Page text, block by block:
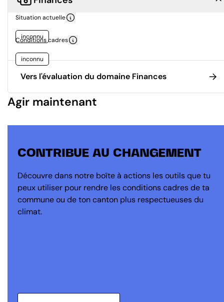
Situation actuelle
inconnu
Conditions cadres
inconnu
Vers l'évaluation du domaine Finances
Agir maintenant
CONTRIBUE AU CHANGEMENT
Découvre dans notre boîte à actions les outils que tu
peux utiliser pour rendre les conditions cadres de ta
commune ou de ton canton plus respectueuses du
climat.